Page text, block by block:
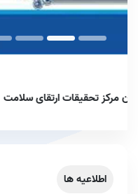
ارائه دستاورد پژوهشی
اطلاعیه ها